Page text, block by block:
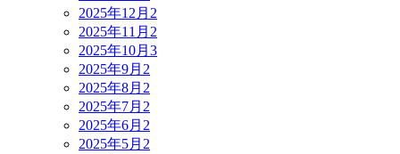
2025年12月 2
2025年11月 2
2025年10月 3
2025年9月 2
2025年8月 2
2025年7月 2
2025年6月 2
2025年5月 2